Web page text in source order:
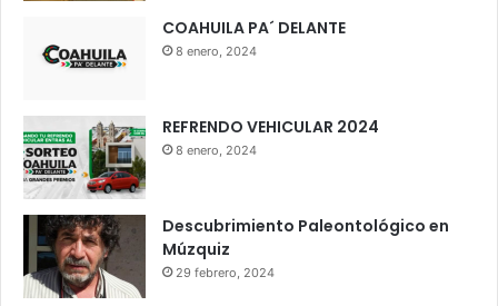
COAHUILA PA´ DELANTE
8 enero, 2024
REFRENDO VEHICULAR 2024
8 enero, 2024
Descubrimiento Paleontológico en
Múzquiz
29 febrero, 2024